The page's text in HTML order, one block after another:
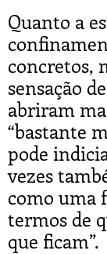
Quanto a
concretos,
sensação
abriram
“bastante
pode
vezes
como uma
termos de
que ficam”.